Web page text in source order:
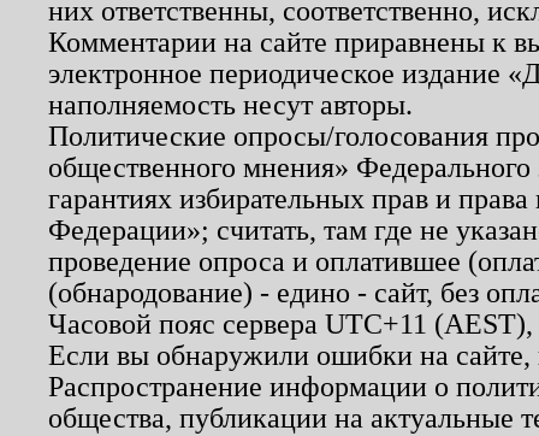
них ответственны, соответственно,
Комментарии на сайте приравнены к
электронное периодическое издание
наполняемость несут авторы.
Политические опросы/голосования
общественного мнения»
гарантиях избирательных прав и
Федерации»; считать, там где не
проведение опроса и оплатившее
(обнародование) - едино - сайт, без
Часовой пояс сервера UTC+11
Если вы обнаружили ошибки на
Распространение информации о
общества, публикации на актуальные